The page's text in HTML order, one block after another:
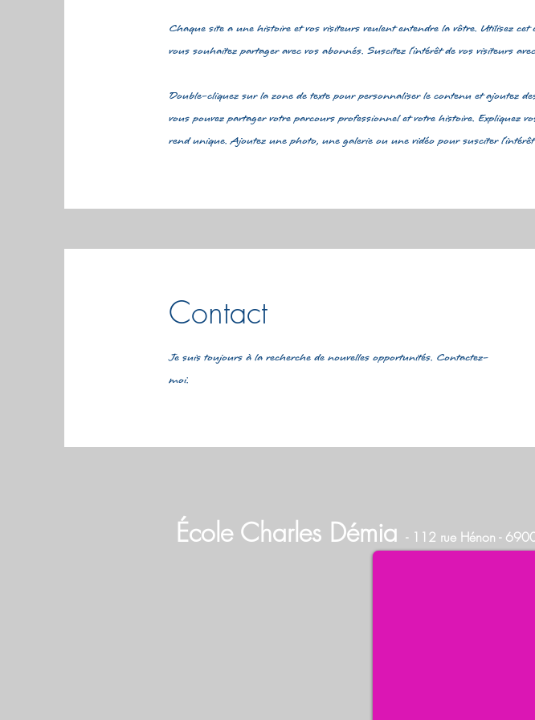
Chaque site a une histoire et vos visiteurs veulent entendre la vôtre. Utilisez
vous souhaitez partager avec vos abonnés. Suscitez l'intérêt de vos visiteurs
Double-cliquez sur la zone de texte pour personnaliser le contenu et ajoutez
vous pouvez partager votre parcours professionnel et votre histoire. Expliquez
rend unique. Ajoutez une photo, une galerie ou une vidéo pour susciter l'intérêt
Contact
Je suis toujours à la recherche de nouvelles opportunités. Contactez-
moi.
École Charles Démia - 112 rue Hénon -